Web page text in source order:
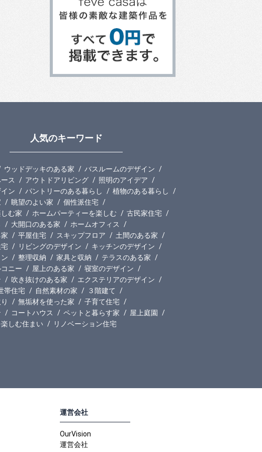
人気のキーワード
ウッドデッキのある家
バスルームのデザイン
ス
アウトドアリビング
照明のアイデア
ン
パントリーのある暮らし
植物のある暮らし
眺望のよい家
個性派住宅
む家
ホームパーティーを楽しむ
古民家住宅
大開口のある家
ホームオフィス
平屋住宅 スキップフロア
土間のある家
リビングのデザイン
キッチンのデザイン
整理収納 家具と収納
テラスのある家
ニー
屋上のある家
寝室のデザイン
吹き抜けのある家
エクステリアのデザイン
帯住宅 自然素材の家
３階建て
無垢材を使った家
子育て住宅
コートハウス ペットと暮らす家
屋上庭園
しむ住まい
リノベーション住宅
運営会社
OurVision
運営会社